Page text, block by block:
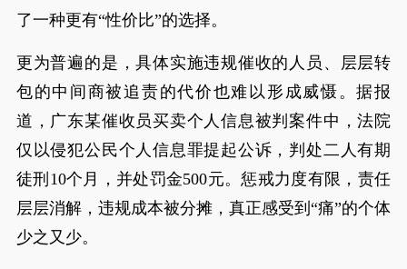
了一种更有“性价比”的选择。
更为普遍的是，具体实施违规催收的人员、层层转
包的中间商被追责的代价也难以形成威慑。据报
道，广东某催收员买卖个人信息被判案件中，法院
仅以侵犯公民个人信息罪提起公诉，判处二人有期
徒刑10个月，并处罚金500元。惩戒力度有限，责任
层层消解，违规成本被分摊，真正感受到“痛”的个体
少之又少。